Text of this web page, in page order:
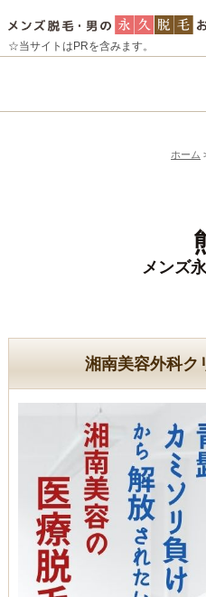
☆当サイトはPRを含みます。
ホーム
メンズ
湘南美容外科ク